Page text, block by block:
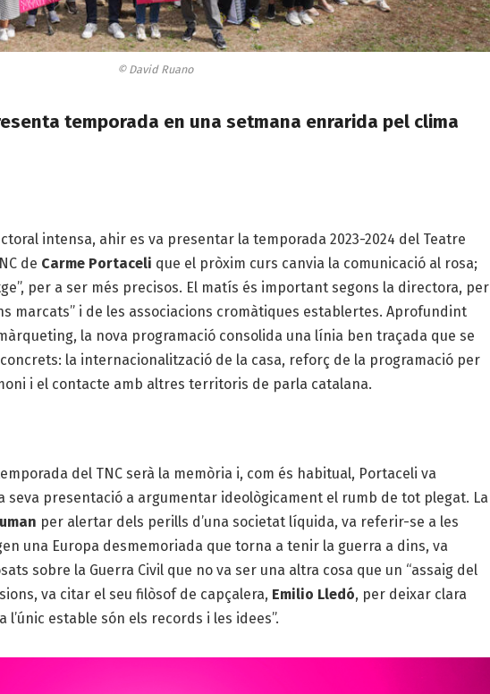
© David Ruano
temporada en una setmana enrarida pel clima
intensa, ahir es va presentar la temporada 2023-2024 del Teatre
de Carme Portaceli que el pròxim curs canvia la comunicació al rosa;
per a ser més precisos. El matís és important segons la directora, per
marcats” i de les associacions cromàtiques establertes. Aprofundint
la nova programació consolida una línia ben traçada que se
la internacionalització de la casa, reforç de la programació per
i el contacte amb altres territoris de parla catalana.
del TNC serà la memòria i, com és habitual, Portaceli va
seva presentació a argumentar ideològicament el rumb de tot plegat. La
per alertar dels perills d’una societat líquida, va referir-se a les
una Europa desmemoriada que torna a tenir la guerra a dins, va
sobre la Guerra Civil que no va ser una altra cosa que un “assaig del
va citar el seu filòsof de capçalera, Emilio Lledó, per deixar clara
estable són els records i les idees”.